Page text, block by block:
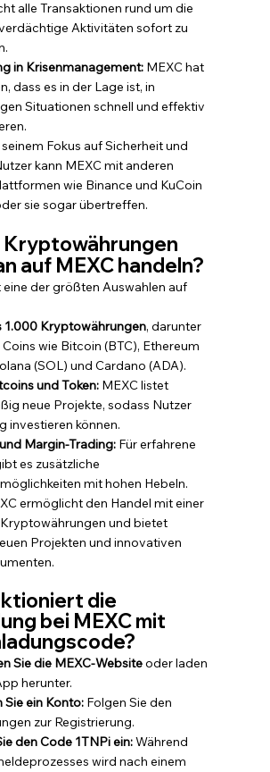
alle Transaktionen rund um die
Aktivitäten sofort zu
in Krisenmanagement: MEXC hat
dass es in der Lage ist, in
Situationen schnell und effektiv
Fokus auf Sicherheit und
kann MEXC mit anderen
wie Binance und KuCoin
sie sogar übertreffen.
Kryptowährungen
auf MEXC handeln?
eine der größten Auswahlen auf
1.000 Kryptowährungen, darunter
wie Bitcoin (BTC), Ethereum
(SOL) und Cardano (ADA).
und Token: MEXC listet
neue Projekte, sodass Nutzer
investieren können.
Margin-Trading: Für erfahrene
es zusätzliche
mit hohen Hebeln.
ermöglicht den Handel mit einer
und bietet
Projekten und innovativen
die
bei MEXC mit
Sie die MEXC-Website oder laden
herunter.
Sie ein Konto: Folgen Sie den
zur Registrierung.
den Code 1TNPi ein: Während
wird nach einem